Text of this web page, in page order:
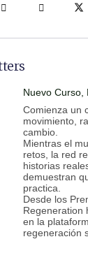
Nuevo Curso,
Comienza un
movimiento,
cambio.
Mientras el
retos, la red
historias
demuestran
practica.
Desde los
Regeneration
en la
regeneración